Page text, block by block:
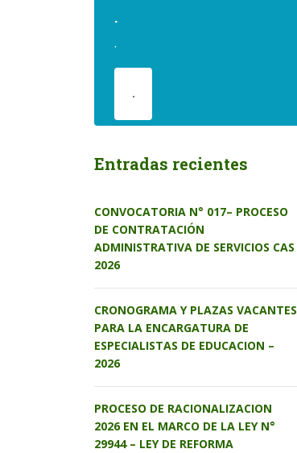
.
.
.
Entradas recientes
CONVOCATORIA N° 017– PROCESO
DE CONTRATACIÓN
ADMINISTRATIVA DE SERVICIOS CAS
2026
CRONOGRAMA Y PLAZAS VACANTES
PARA LA ENCARGATURA DE
ESPECIALISTAS DE EDUCACION –
2026
PROCESO DE RACIONALIZACION
2026 EN EL MARCO DE LA LEY N°
29944 – LEY DE REFORMA